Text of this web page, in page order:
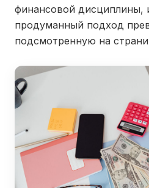
финансовой дисциплины,
продуманный подход
подсмотренную на